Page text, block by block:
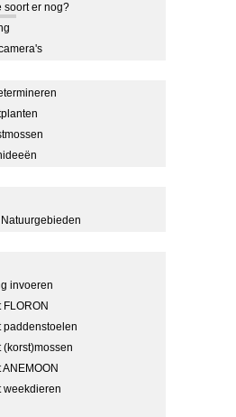
soort er nog?
invoeren
paddenstoelen
(korst)mossen
weekdieren